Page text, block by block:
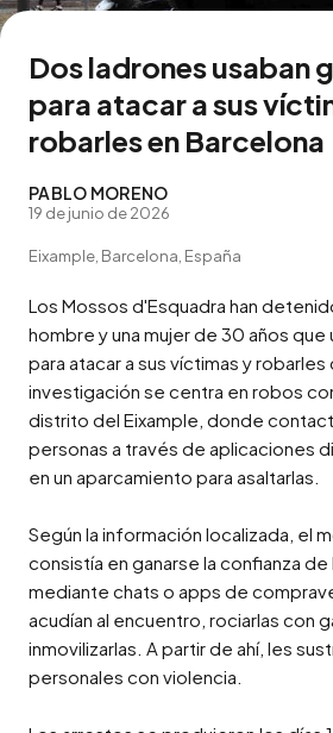
Dos ladrones usaban
para atacar a sus
robarles en Barcelona
PABLO MORENO
19 de junio de 2026
Eixample, Barcelona, España
Los Mossos d'Esquadra han
hombre y una mujer de 30 años que
para atacar a sus víctimas y robarles
investigación se centra en robos
distrito del Eixample, donde
personas a través de aplicaciones
en un aparcamiento para asaltarlas.
Según la información localizada, el
consistía en ganarse la confianza de
mediante chats o apps de
acudían al encuentro, rociarlas con
inmovilizarlas. A partir de ahí, les
personales con violencia.